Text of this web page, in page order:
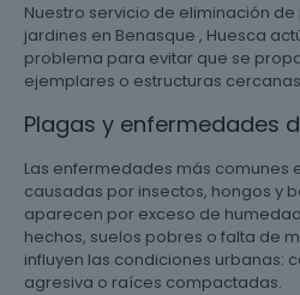
Nuestro servicio de eliminación
jardines en Benasque , Huesca
problema para evitar que se
ejemplares o estructuras
Plagas y enfermedades
Las enfermedades más comunes
causadas por insectos, hongos y
aparecen por exceso de
hechos, suelos pobres o falta de
influyen las condiciones urbanas:
agresiva o raíces compactadas.